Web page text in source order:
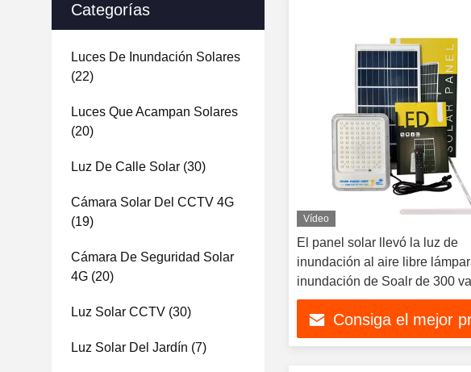
Categorías
Luces De Inundación Solares
(22)
Luces Que Acampan Solares
(20)
Luz De Calle Solar (30)
Cámara Solar Del CCTV 4G
(19)
Cámara De Seguridad Solar
4G (20)
Luz Solar CCTV (30)
Luz Solar Del Jardín (7)
Vídeo
El panel solar llevó la luz de
inundación al aire libre
inundación de Soalr de 300
Consiga el mejor